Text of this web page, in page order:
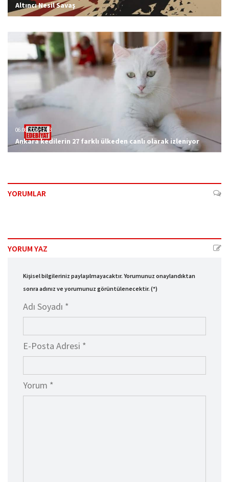
Altıncı Nesil Savaş
06.08.2026 12:23
Ankara kedilerin 27 farklı ülkeden canlı olarak izleniyor
YORUMLAR
YORUM YAZ
Kişisel bilgileriniz paylaşılmayacaktır. Yorumunuz onaylandıktan
sonra adınız ve yorumunuz görüntülenecektir. (*)
Adı Soyadı *
E-Posta Adresi *
Yorum *